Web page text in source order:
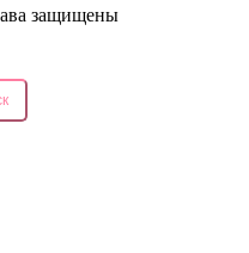
защищены